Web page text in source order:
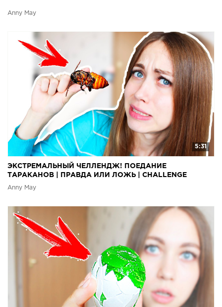
Anny May
5:31
ЭКСТРЕМАЛЬНЫЙ ЧЕЛЛЕНДЖ! ПОЕДАНИЕ
ТАРАКАНОВ | ПРАВДА ИЛИ ЛОЖЬ | CHALLENGE
Anny May